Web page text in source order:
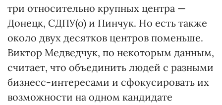
три относительно крупных центра —
Донецк, СДПУ(о) и Пинчук. Но есть также
около двух десятков центров поменьше.
Виктор Медведчук, по некоторым данным,
считает, что объединить людей с разными
бизнесс-интересами и сфокусировать их
возможности на одном кандидате